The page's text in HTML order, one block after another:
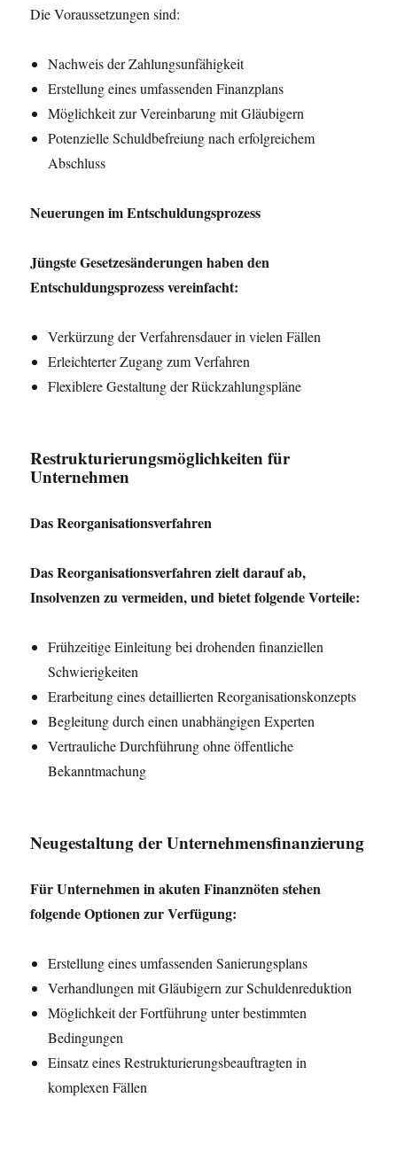
Die Voraussetzungen sind:
Nachweis der Zahlungsunfähigkeit
Erstellung eines umfassenden Finanzplans
Möglichkeit zur Vereinbarung mit Gläubigern
Potenzielle Schuldbefreiung nach erfolgreichem
Abschluss
Neuerungen im Entschuldungsprozess
Jüngste Gesetzesänderungen haben den
Entschuldungsprozess vereinfacht:
Verkürzung der Verfahrensdauer in vielen Fällen
Erleichterter Zugang zum Verfahren
Flexiblere Gestaltung der Rückzahlungspläne
Restrukturierungsmöglichkeiten für
Unternehmen
Das Reorganisationsverfahren
Das Reorganisationsverfahren zielt darauf ab,
Insolvenzen zu vermeiden, und bietet folgende Vorteile:
Frühzeitige Einleitung bei drohenden finanziellen
Schwierigkeiten
Erarbeitung eines detaillierten Reorganisationskonzepts
Begleitung durch einen unabhängigen Experten
Vertrauliche Durchführung ohne öffentliche
Bekanntmachung
Neugestaltung der Unternehmensfinanzierung
Für Unternehmen in akuten Finanznöten stehen
folgende Optionen zur Verfügung:
Erstellung eines umfassenden Sanierungsplans
Verhandlungen mit Gläubigern zur Schuldenreduktion
Möglichkeit der Fortführung unter bestimmten
Bedingungen
Einsatz eines Restrukturierungsbeauftragten in
komplexen Fällen